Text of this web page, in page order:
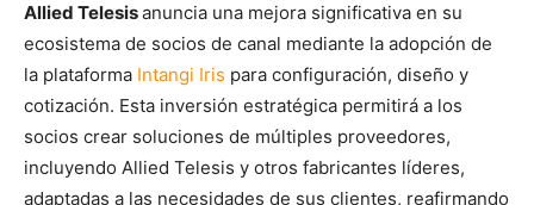
Allied Telesisanuncia una mejora significativa en su
ecosistema de socios de canal mediante la adopción de
la plataforma Intangi Iris para configuración, diseño y
cotización. Esta inversión estratégica permitirá a los
socios crear soluciones de múltiples proveedores,
incluyendo Allied Telesis y otros fabricantes líderes,
adaptadas a las necesidades de sus clientes, reafirmando